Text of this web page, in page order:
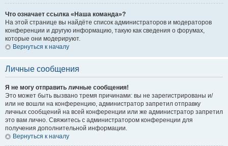
Что означает ссылка «Наша команда»?
На этой странице вы найдёте список администраторов и модераторов
конференции и другую информацию, такую как сведения о форумах,
которые они модерируют.
Вернуться к началу
Личные сообщения
Я не могу отправить личные сообщения!
Это может быть вызвано тремя причинами: вы не зарегистрированы и/
или не вошли на конференцию, администратор запретил отправку
личных сообщений на всей конференции или же администратор запретил
это вам лично. Свяжитесь с администратором конференции для
получения дополнительной информации.
Вернуться к началу